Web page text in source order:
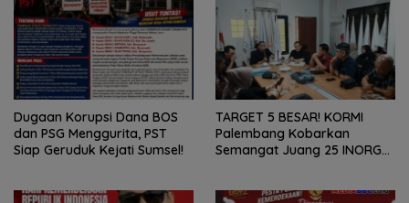
Dugaan Korupsi Dana BOS
dan PSG Menggurita, PST
Siap Geruduk Kejati Sumsel!
TARGET 5 BESAR! KORMI
Palembang Kobarkan
Semangat Juang 25 INORGA